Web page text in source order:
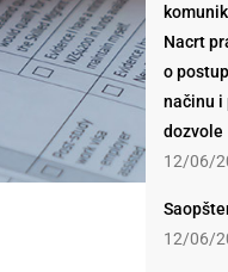
Nacrt
o
načinu i
dozvole
12/06/
12/06/